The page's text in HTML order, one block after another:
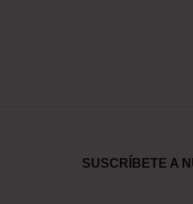
SUSCRÍBETE A